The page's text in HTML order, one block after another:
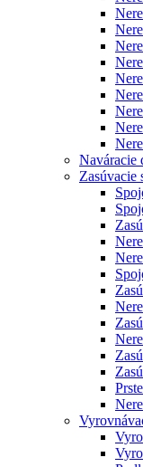
Naváracie
Zasúvacie